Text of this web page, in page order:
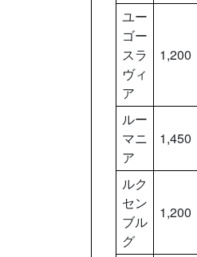
ユー
ゴー
スラ
ヴィ
ア
1,200
ルー
マニ
ア
1,450
ルク
セン
ブル
グ
1,200